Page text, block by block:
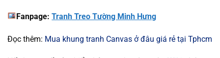
Fanpage: Tranh Treo Tường Minh Hưng
Đọc thêm: Mua khung tranh Canvas ở đâu giá rẻ tại Tphcm